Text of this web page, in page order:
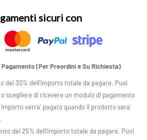
sicuri con
Pagamento (Per Preordini e Su Richiesta)
del 30% dell'importo totale da pagare. Puoi
scegliere di ricevere un modulo di pagamento
verra' pagato quando il prodotto sara'
del 25% dell'importo totale da pagare. Puoi